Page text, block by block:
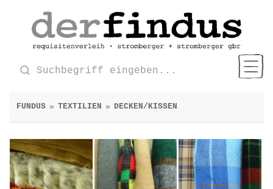
FUNDUS » TEXTILIEN » DECKEN/KISSEN